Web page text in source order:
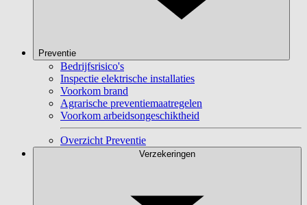
Preventie
Bedrijfsrisico's
Inspectie elektrische installaties
Voorkom brand
Agrarische preventiemaatregelen
Voorkom arbeidsongeschiktheid
Overzicht Preventie
Verzekeringen